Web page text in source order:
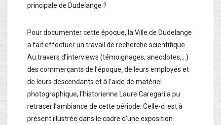
principale de Dudelange ?
Pour documenter cette époque, la Ville de Dudelange
a fait effectuer un travail de recherche scientifique.
Au travers d’interviews (témoignages, anecdotes,…)
des commerçants de l’époque, de leurs employés et
de leurs descendants et à l’aide de matériel
photographique, l’historienne Laure Caregari a pu
retracer l’ambiance de cette période. Celle-ci est à
présent illustrée dans le cadre d’une exposition